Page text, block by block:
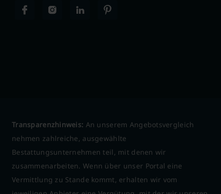
Transparenzhinweis: An unserem Angebotsvergleich
nehmen zahlreiche, ausgewählte
Bestattungsunternehmen teil, mit denen wir
zusammenarbeiten. Wenn über unser Portal eine
Vermittlung zu Stande kommt, erhalten wir vom